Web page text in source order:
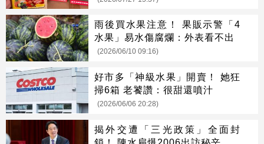
雨後買水果注意！ 果販示警「4
水果」易水傷腐爛：外表看不出
(2026/06/10 09:16)
好市多「神級水果」開賣！ 她狂
掃6箱 老饕讚：很甜還噴汁
(2026/06/06 20:28)
揭外交遭「三光政策」全面封